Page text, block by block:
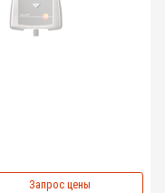
Запрос цены